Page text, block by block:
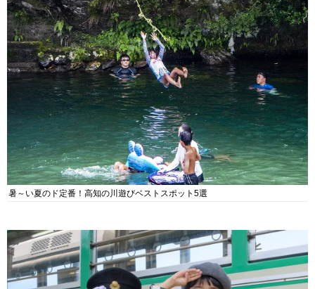
暑～い夏のド定番！高知の川遊びベストスポット5選